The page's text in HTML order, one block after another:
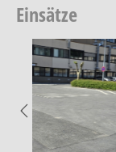
Einsätze
Previous